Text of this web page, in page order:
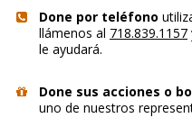
Done por teléfono
llámenos al 718.839.1157
le ayudará.
Done sus acciones o
uno de nuestros